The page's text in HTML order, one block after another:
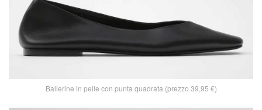
Ballerine in pelle con punta quadrata (prezzo 39,95 €)